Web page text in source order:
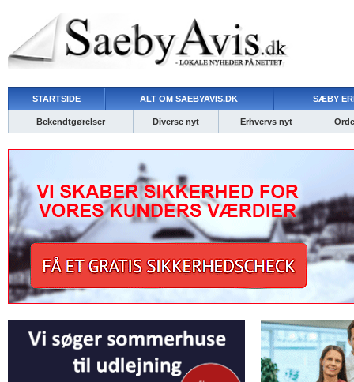
STARTSIDE ALT OM SAEBYAVIS.DK SÆBY
Bekendtgørelser Diverse nyt Erhvervs nyt